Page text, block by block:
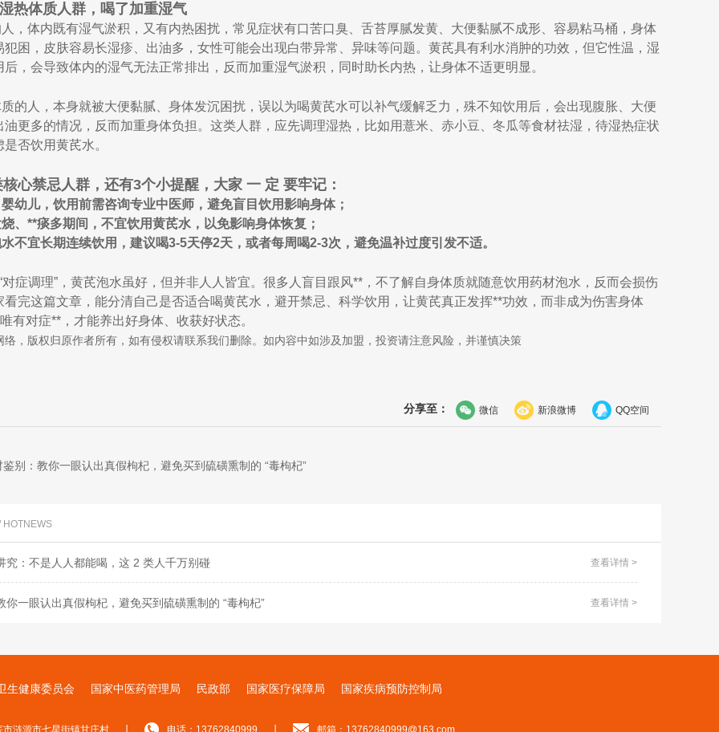
热体质人群，喝了加重湿气
，体内既有湿气淤积，又有内热困扰，常见症状有口苦口臭、舌苔厚腻发黄、大便黏腻不成形、容易粘马桶，身体
犯困，皮肤容易长湿疹、出油多，女性可能会出现白带异常、异味等问题。黄芪具有利水消肿的功效，但它性温，湿
，会导致体内的湿气无法正常排出，反而加重湿气淤积，同时助长内热，让身体不适更明显。
的人，本身就被大便黏腻、身体发沉困扰，误以为喝黄芪水可以补气缓解乏力，殊不知饮用后，会出现腹胀、大便
油更多的情况，反而加重身体负担。这类人群，应先调理湿热，比如用薏米、赤小豆、冬瓜等食材祛湿，待湿热症状
否饮用黄芪水。
心禁忌人群，还有3个小提醒，大家 一 定 要牢记：
幼儿，饮用前需咨询专业中医师，避免盲目饮用影响身体；
、**痰多期间，不宜饮用黄芪水，以免影响身体恢复；
不宜长期连续饮用，建议喝3-5天停2天，或者每周喝2-3次，避免温补过度引发不适。
对症调理”，黄芪泡水虽好，但并非人人皆宜。很多人盲目跟风**，不了解自身体质就随意饮用药材泡水，反而会损伤
看完这篇文章，能分清自己是否适合喝黄芪水，避开禁忌、科学饮用，让黄芪真正发挥**功效，而非成为伤害身体
有对症**，才能养出好身体、收获好状态。
络，版权归原作者所有，如有侵权请联系我们删除。如内容中如涉及加盟，投资请注意风险，并谨慎决策
分享至： 微信 新浪微博 QQ空间
鉴别：教你一眼认出真假枸杞，避免买到硫磺熏制的 “毒枸杞”
HOTNEWS
究：不是人人都能喝，这 2 类人千万别碰 查看详情 >
你一眼认出真假枸杞，避免买到硫磺熏制的 “毒枸杞” 查看详情 >
生健康委员会 ‌国家中医药管理局 ‌民政部 ‌国家医疗保障局 国家疾病预防控制局
涟源市七星街镇甘庄村 电话：13762840999 邮箱：13762840999@163.com